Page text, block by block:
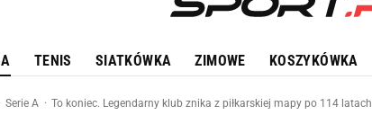
TENIS SIATKÓWKA ZIMOWE KOSZYKÓWKA
Serie A To koniec. Legendarny klub znika z piłkarskiej mapy po 114 latach